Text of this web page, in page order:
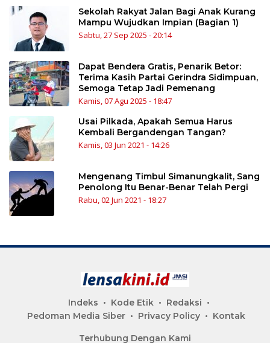
Sekolah Rakyat Jalan Bagi Anak Kurang
Mampu Wujudkan Impian (Bagian 1)
Sabtu, 27 Sep 2025 - 20:14
Dapat Bendera Gratis, Penarik Betor:
Terima Kasih Partai Gerindra Sidimpuan,
Semoga Tetap Jadi Pemenang
Kamis, 07 Agu 2025 - 18:47
Usai Pilkada, Apakah Semua Harus
Kembali Bergandengan Tangan?
Kamis, 03 Jun 2021 - 14:26
Mengenang Timbul Simanungkalit, Sang
Penolong Itu Benar-Benar Telah Pergi
Rabu, 02 Jun 2021 - 18:27
Indeks Kode Etik
Redaksi
Pedoman Media Siber
Privacy Policy Kontak
Terhubung Dengan Kami